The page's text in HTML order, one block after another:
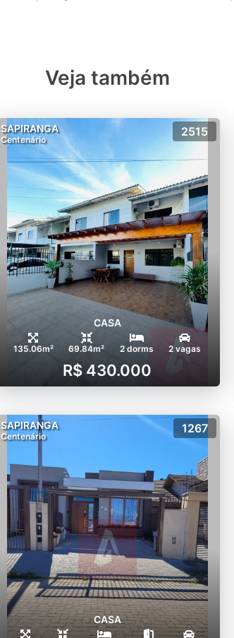
Veja também
SAPIRANGA
Centenário
2515
CASA
135.06m² 69.84m² 2 dorms 2 vagas
R$ 430.000
SAPIRANGA
Centenário
1267
CASA